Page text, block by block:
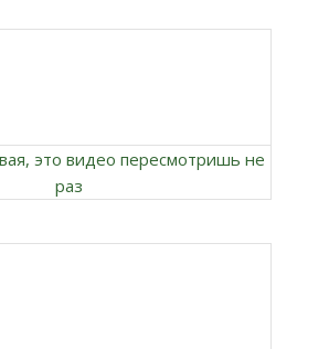
это видео пересмотришь не
раз